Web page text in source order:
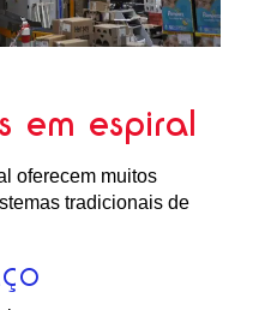
em espiral
oferecem muitos
tradicionais de